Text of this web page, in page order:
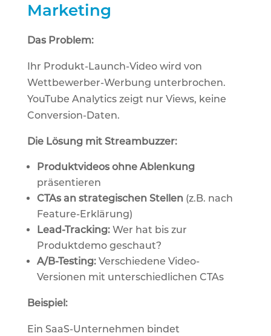
Marketing
Das Problem:
Ihr Produkt-Launch-Video wird von
Wettbewerber-Werbung unterbrochen.
YouTube Analytics zeigt nur Views, keine
Conversion-Daten.
Die Lösung mit Streambuzzer:
Produktvideos ohne Ablenkung
präsentieren
CTAs an strategischen Stellen(z.B. nach
Feature-Erklärung)
Lead-Tracking:Wer hat bis zur
Produktdemo geschaut?
A/B-Testing:Verschiedene Video-
Versionen mit unterschiedlichen CTAs
Beispiel:
Ein SaaS-Unternehmen bindet